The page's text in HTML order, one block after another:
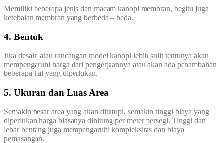
Memiliki beberapa jenis dan macam kanopi membran, begitu juga
ketebalan membran yang berbeda – beda.
4. Bentuk
Jika desain atau rancangan model kanopi lebih sulit tentunya akan
mempengaruhi harga dari pengerjaannya atau akan ada penambahan
beberapa hal yang diperlukan.
5. Ukuran dan Luas Area
Semakin besar area yang akan ditutupi, semakin tinggi biaya yang
diperlukan harga biasanya dihitung per meter persegi. Tinggi dan
lebar bentang juga mempengaruhi kompleksitas dan biaya
pemasangan.